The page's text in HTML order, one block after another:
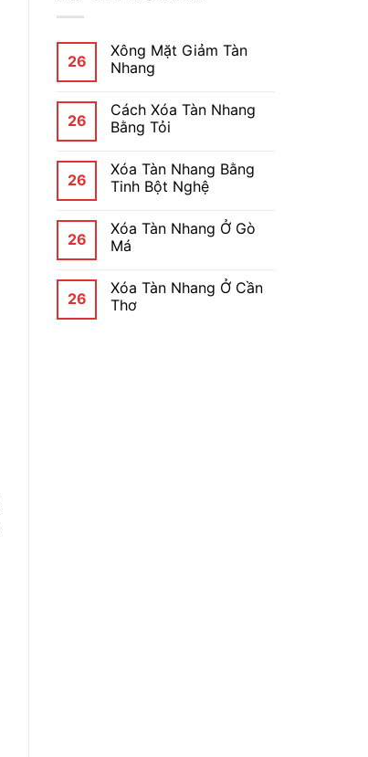
26
Xông Mặt Giảm Tàn
Nhang
26
Cách Xóa Tàn Nhang
Bằng Tỏi
26
Xóa Tàn Nhang Bằng
Tinh Bột Nghệ
26
Xóa Tàn Nhang Ở Gò
Má
26
Xóa Tàn Nhang Ở Cần
Thơ